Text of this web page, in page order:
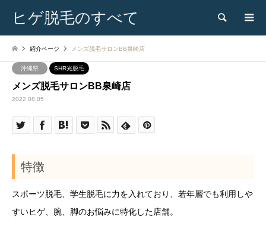
ヒゲ脱毛のすべて 検索
紹介ページ メンズ脱毛サロンBB泉崎店
沖縄県 SHR光脱毛
メンズ脱毛サロンBB泉崎店
2022.08.05
特徴
スポーツ脱毛、学生脱毛に力を入れており、若年層でも利用しや
すいヒゲ、腕、脚のお悩みに特化した店舗。